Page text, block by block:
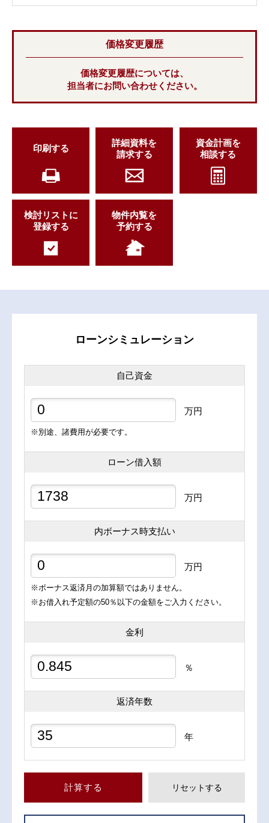
価格変更履歴
価格変更履歴については、
担当者にお問い合わせください。
印刷する
詳細資料を
請求する
資金計画を
相談する
検討リストに
登録する
物件内覧を
予約する
ローンシミュレーション
自己資金
万円
※別途、諸費用が必要です。
ローン借入額
万円
内ボーナス時支払い
万円
※ボーナス返済月の加算額ではありません。
※お借入れ予定額の50％以下の金額をご入力ください。
金利
％
返済年数
年
計算する リセットする